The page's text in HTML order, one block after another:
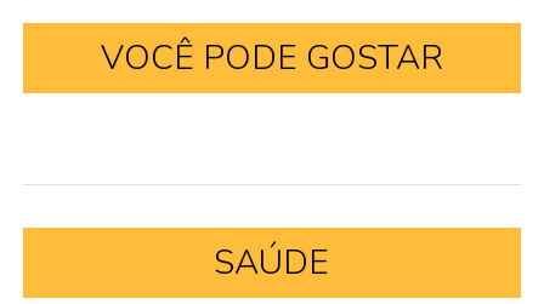
VOCÊ PODE GOSTAR
SAÚDE